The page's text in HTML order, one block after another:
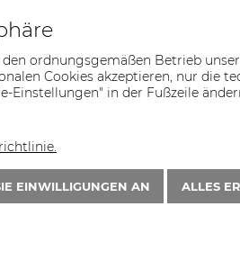
info@soltechshop.de
ordnungsgemäßen Betrieb
Cookies akzeptieren, nur die
Einstellungen" in der Fußzeile
EINWILLIGUNGEN AN ALLES